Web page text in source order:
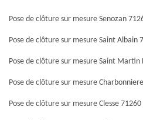
Pose de clôture sur mesure Senozan
Pose de clôture sur mesure Saint Albain
Pose de clôture sur mesure Saint Martin
Pose de clôture sur mesure
Pose de clôture sur mesure Clesse 71260